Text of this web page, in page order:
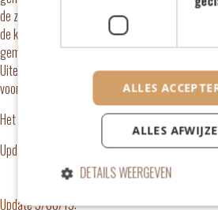
de zaak objectief te bekijken. Dat is een
de kans om het geheel naar een ander niveau te
gemeentelijke aspect.
Uiteraard blijven wij verder vechten voor ons
voor Paco via de Raad Van State!
Het blijft hierbij belangrijk om onze petitie en zijn
Update in de media:
HLN Regio Tienen/
Update 3/06/19:
ALLES
ALLES
DETAILS WEERGEVEN